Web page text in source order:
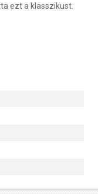
ezt a klasszikust.